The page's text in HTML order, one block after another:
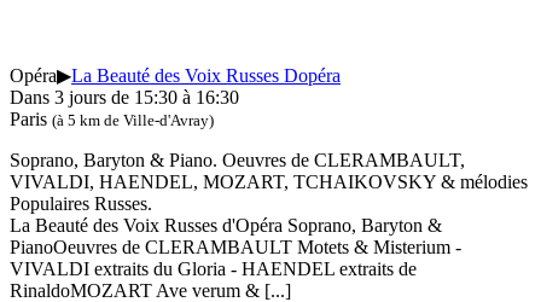
Opéra▶La Beauté des Voix Russes Dopéra
Dans 3 jours de 15:30 à 16:30
Paris (à 5 km de Ville-d'Avray)
Soprano, Baryton & Piano. Oeuvres de CLERAMBAULT,
VIVALDI, HAENDEL, MOZART, TCHAIKOVSKY & mélodies
Populaires Russes.
La Beauté des Voix Russes d'Opéra Soprano, Baryton &
PianoOeuvres de CLERAMBAULT Motets & Misterium -
VIVALDI extraits du Gloria - HAENDEL extraits de
RinaldoMOZART Ave verum & [...]